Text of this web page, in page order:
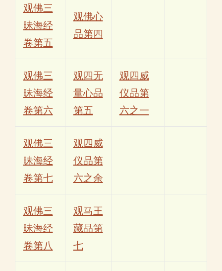
观佛三
昧海经
卷第五
观佛心
品第四
观佛三
昧海经
卷第六
观四无
量心品
第五
观四威
仪品第
六之一
观佛三
昧海经
卷第七
观四威
仪品第
六之余
观佛三
昧海经
卷第八
观马王
藏品第
七